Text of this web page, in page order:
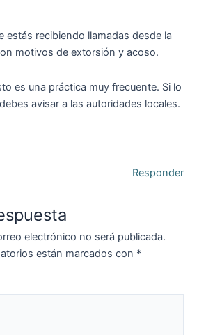
estás recibiendo llamadas desde la
motivos de extorsión y acoso.
es una práctica muy frecuente. Si lo
avisar a las autoridades locales.
Responder
electrónico no será publicada.
están marcados con *